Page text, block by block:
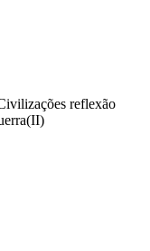
reflexão